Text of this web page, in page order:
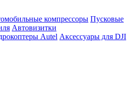
компрессоры Пусковые
Автовизитки
Autel Аксессуары для DJI